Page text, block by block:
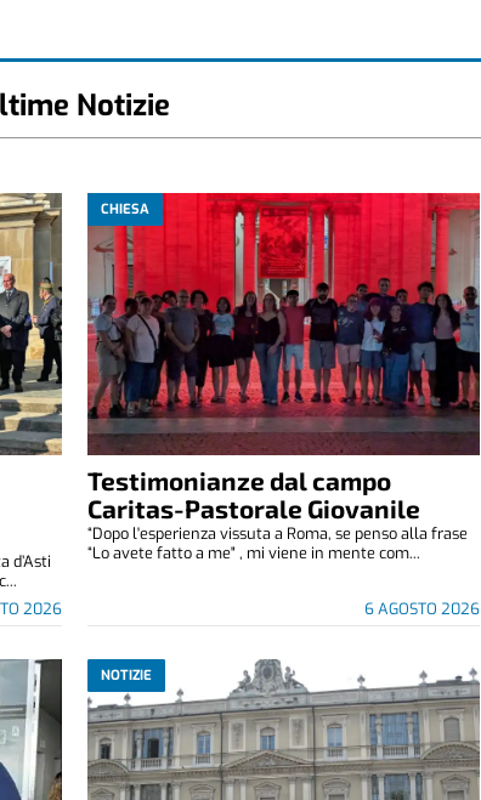
Notizie
2026
d’Asti
CHIESA
Testimonianze dal campo
Caritas-Pastorale Giovanile
6 AGOSTO 2026
“Dopo l'esperienza vissuta a Roma, se penso alla frase
“Lo avete fatto a me" , mi viene in mente com...
NOTIZIE